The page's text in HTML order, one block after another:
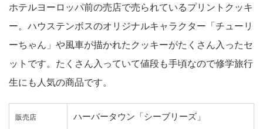
ホテルヨーロッパ前の売店で売られているプリントクッキ
ー。ハウステンボスのオリジナルキャラクター「チューリ
ーちゃん」や風車が描かれたクッキーがたくさん入ったセ
ットです。たくさん入っていて値段も手頃なので修学旅行
生にも人気の商品です。
販売店 ハーバータウン「シーブリーズ」